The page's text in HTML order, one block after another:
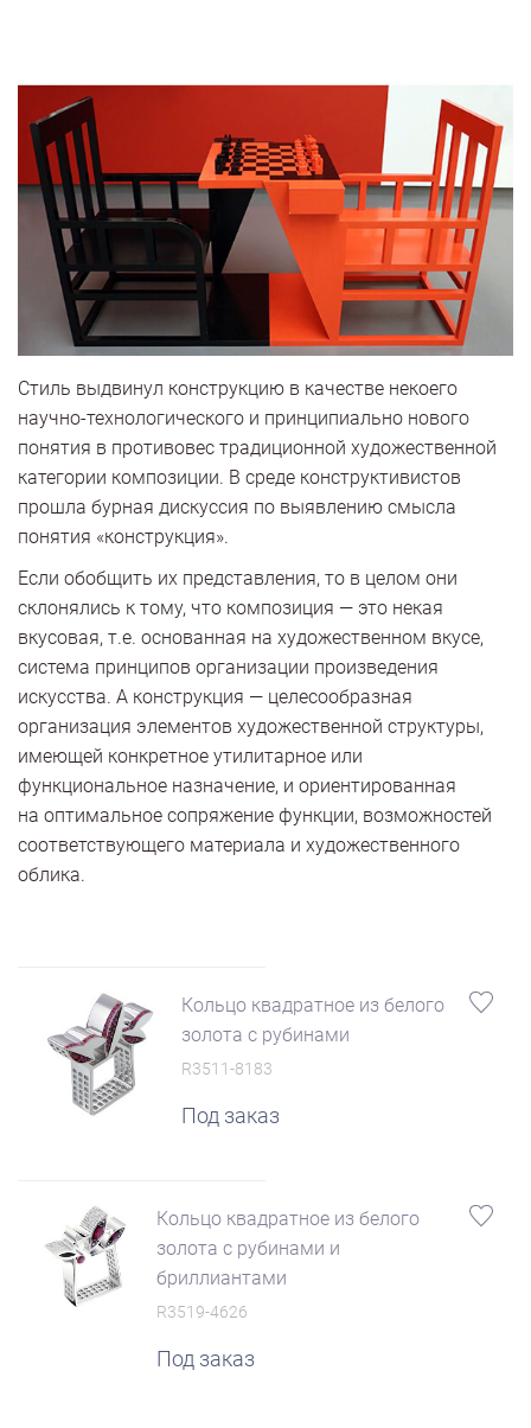
Стиль выдвинул конструкцию в качестве некоего
научно‑технологического и принципиально нового
понятия в противовес традиционной художественной
категории композиции. В среде конструктивистов
прошла бурная дискуссия по выявлению смысла
понятия «конструкция».
Если обобщить их представления, то в целом они
склонялись к тому, что композиция — это некая
вкусовая, т.е. основанная на художественном вкусе,
система принципов организации произведения
искусства. А конструкция — целесообразная
организация элементов художественной структуры,
имеющей конкретное утилитарное или
функциональное назначение, и ориентированная
на оптимальное сопряжение функции, возможностей
соответствующего материала и художественного
облика.
Кольцо квадратное из белого
золота с рубинами
R3511-8183
Под заказ
Кольцо квадратное из белого
золота с рубинами и
бриллиантами
R3519-4626
Под заказ